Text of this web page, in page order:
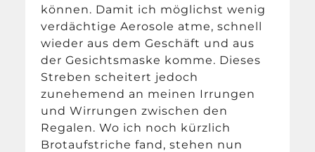
können. Damit ich möglichst wenig
verdächtige Aerosole atme, schnell
wieder aus dem Geschäft und aus
der Gesichtsmaske komme. Dieses
Streben scheitert jedoch
zunehemend an meinen Irrungen
und Wirrungen zwischen den
Regalen. Wo ich noch kürzlich
Brotaufstriche fand, stehen nun